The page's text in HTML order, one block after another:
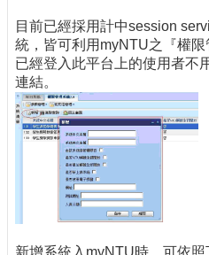
目前已經採用計中session
統，皆可利用myNTU之『權
已經登入此平台上的使用者不
連結。
新增系統入myNTU時，可依